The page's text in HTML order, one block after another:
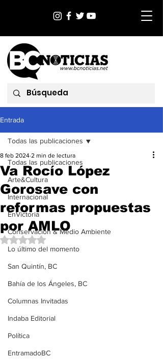
Entrada
Todas las publicaciones
Arte&Cultura
Internacional
EnVictoria
Conservación & Medio Ambiente
Lo último del momento
San Quintín, BC
Bahía de los Ángeles, BC
Columnas Invitadas
Indaba Editorial
Política
EntramadoBC
Todas las publicaciones
Va Rocío López
Gorosave con
reformas propuestas
por AMLO
8 feb 2024 2 min de lectura
Obtuvo NaN de 5 estrellas.